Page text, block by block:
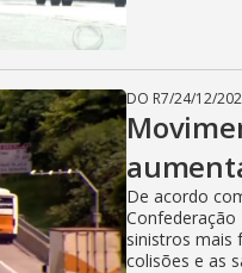
DO R7/24/12/
De acordo
sinistros mais
colisões e as